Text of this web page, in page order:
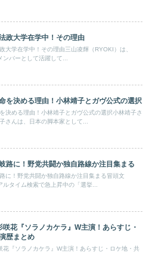
政大学在学中！その理由
大学在学中！その理由三山凌輝（RYOKI）は、
ンバーとして活躍して...
を決める理由！小林靖子とガヴ公式の選択
決める理由！小林靖子とガヴ公式の選択小林靖子さ
さんは、日本の脚本家として...
路に！野党共闘か独自路線か注目集まる
に！野党共闘か独自路線か注目集まる冒頭文
ルタイム検索で急上昇中の「選挙...
咲花『ソラノカケラ』W主演！あらすじ・
歴まとめ
花『ソラノカケラ』W主演！あらすじ・ロケ地・共